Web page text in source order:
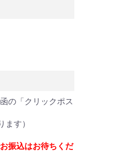
の「クリックポス
す）
振込はお待ちくだ